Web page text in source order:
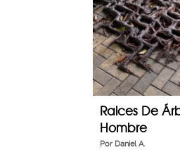
Raices De
Hombre
Por Daniel A.